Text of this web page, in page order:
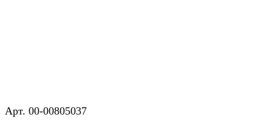
Арт. 00-00805037